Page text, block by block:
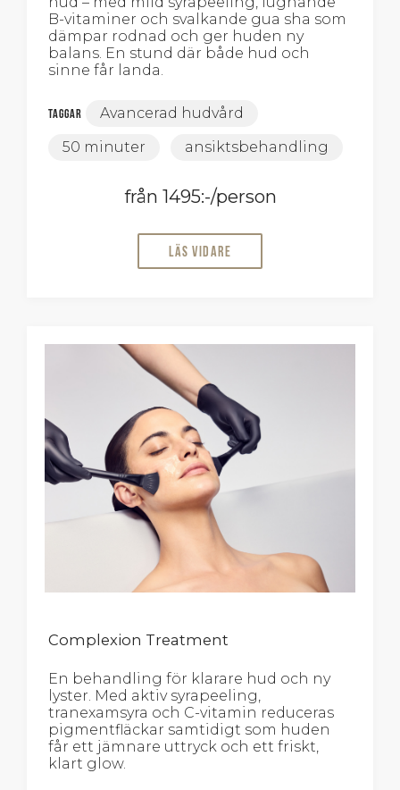
B-vitaminer och svalkande gua sha som
dämpar rodnad och ger huden ny
balans. En stund där både hud och
sinne får landa.
Taggar
Avancerad hudvård
50 minuter
ansiktsbehandling
från 1495:-/person
Läs vidare
Complexion Treatment
En behandling för klarare hud och ny
lyster. Med aktiv syrapeeling,
tranexamsyra och C-vitamin reduceras
pigmentfläckar samtidigt som huden
får ett jämnare uttryck och ett friskt,
klart glow.